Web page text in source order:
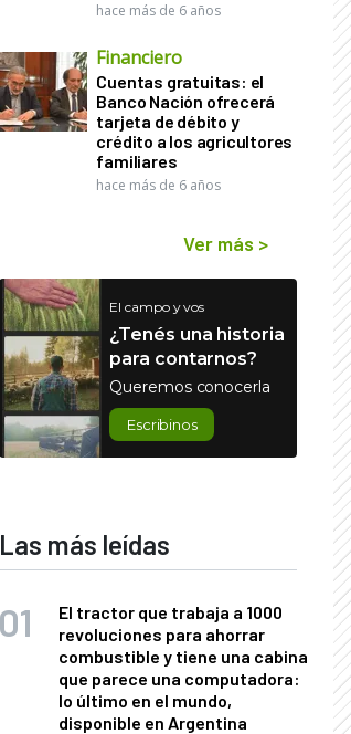
hace más de 6 años
Financiero
Cuentas gratuitas: el
Banco Nación ofrecerá
tarjeta de débito y
crédito a los agricultores
familiares
hace más de 6 años
Ver más >
El campo y vos
¿Tenés una historia
para contarnos?
Queremos conocerla
Escribinos
Las más leídas
El tractor que trabaja a 1000
revoluciones para ahorrar
combustible y tiene una cabina
que parece una computadora:
lo último en el mundo,
disponible en Argentina